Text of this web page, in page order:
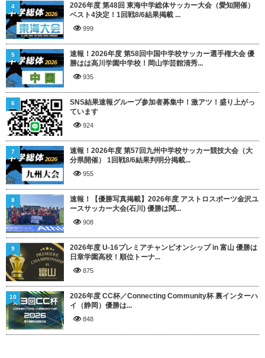
2026年度 第48回 東海中学総体サッカー大会（愛知開催）
ベスト4決定！1回戦8/6結果掲載 ...
999
4
速報！2026年度 第58回中国中学校サッカー選手権大会 優
勝はは高川学園中学校！岡山学芸館清秀...
935
5
SNS結果速報グループ参加者募集中！激アツ！盛り上がっ
ています
924
6
速報！2026年度 第57回九州中学校サッカー競技大会（大
分県開催） 1回戦8/6結果判明分掲載...
955
7
速報！【優勝写真掲載】2026年度 アストロスポーツ金沢ユ
ースサッカー大会(石川) 優勝は関...
908
8
2026年度 U-16プレミアチャンピオンシップ in 富山 優勝は
日章学園高校！順位トーナ...
875
9
2026年度 CC杯／Connecting Community杯 裏インターハ
イ（静岡）優勝は...
848
10